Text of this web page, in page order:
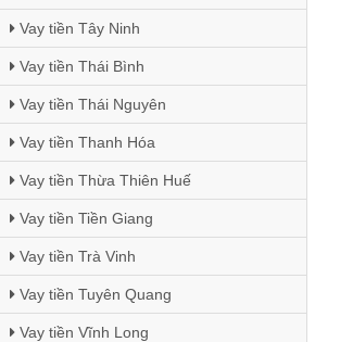
Vay tiền Tây Ninh
Vay tiền Thái Bình
Vay tiền Thái Nguyên
Vay tiền Thanh Hóa
Vay tiền Thừa Thiên Huế
Vay tiền Tiền Giang
Vay tiền Trà Vinh
Vay tiền Tuyên Quang
Vay tiền Vĩnh Long